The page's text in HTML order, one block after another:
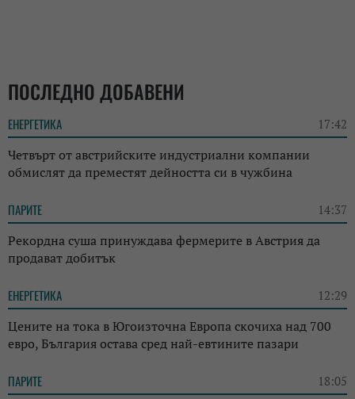
ПОСЛЕДНО ДОБАВЕНИ
ЕНЕРГЕТИКА 17:42
Четвърт от австрийските индустриални компании
обмислят да преместят дейността си в чужбина
ПАРИТЕ 14:37
Рекордна суша принуждава фермерите в Австрия да
продават добитък
ЕНЕРГЕТИКА 12:29
Цените на тока в Югоизточна Европа скочиха над 700
евро, България остава сред най-евтините пазари
ПАРИТЕ 18:05